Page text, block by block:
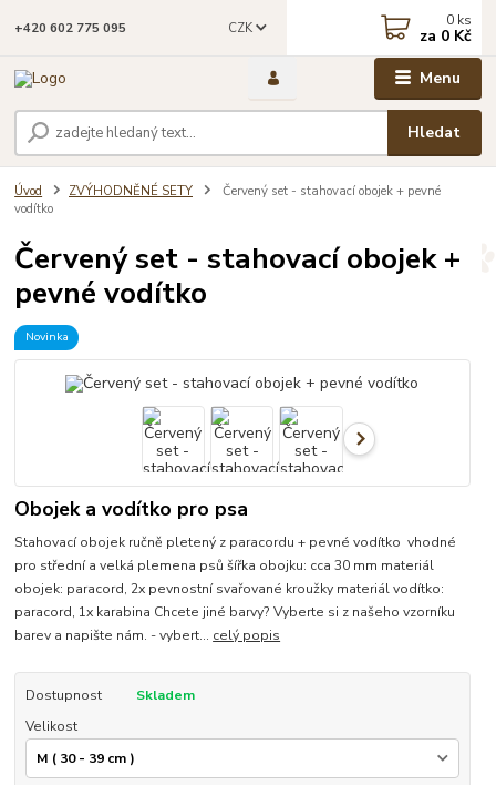
Menu
CZK
Hledat
+420 602 775 095 0 ks
za 0 Kč
Úvod ZVÝHODNĚNÉ SETY
Červený set - stahovací obojek + pevné
vodítko
Červený set - stahovací obojek +
pevné vodítko
Novinka
Obojek a vodítko pro psa
Stahovací obojek ručně pletený z paracordu + pevné vodítko vhodné
pro střední a velká plemena psů šířka obojku: cca 30 mm materiál
obojek: paracord, 2x pevnostní svařované kroužky materiál vodítko:
paracord, 1x karabina Chcete jiné barvy? Vyberte si z našeho vzorníku
barev a napište nám. - vybert... celý popis
Dostupnost
Skladem
Velikost